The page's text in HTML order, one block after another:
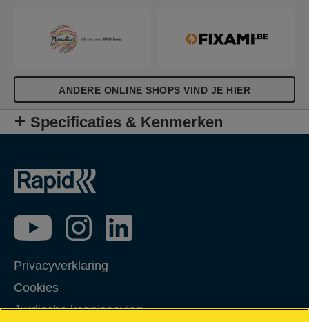
ANDERE ONLINE SHOPS VIND JE HIER
Specificaties & Kenmerken
Privacyverklaring
Cookies
Jurdische kennisgeving